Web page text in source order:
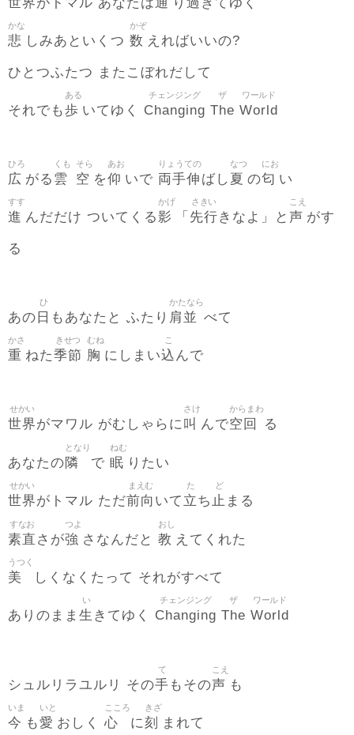
がトマル あなたは り ぎてゆく
悲
かな
しみあといくつ 数
かぞ
えればいいの?
ひとつふたつ またこぼれだして
それでも歩
ある
いてゆく Changing
チェンジング
The
ザ
World
ワールド
広
ひろ
がる 雲
くも
空
そら
を仰
あお
いで 両手伸
りょうての
ばし 夏
なつ
の匂
にお
い
進
すす
んだだけ ついてくる影
かげ
「 先行
さきい
きなよ」と 声
こえ
がす
る
あの 日
ひ
もあなたと ふたり 肩並
かたなら
べて
重
かさ
ねた季節
きせつ
胸
むね
にしまい込
こ
んで
世界
せかい
がマワル がむしゃらに 叫
さけ
んで空回
からまわ
る
あなたの隣
となり
で 眠
ねむ
りたい
世界
せかい
がトマル ただ前向
まえむ
いて 立
た
ち止
ど
まる
素直
すなお
さが強
つよ
さなんだと 教
おし
えてくれた
美
うつく
しくなくたって それがすべて
ありのまま 生
い
きてゆく Changing
チェンジング
The
ザ
World
ワールド
シュルリラユルリ その手
て
もその声
こえ
も
今
いま
も愛
いと
おしく 心
こころ
に刻
きざ
まれて